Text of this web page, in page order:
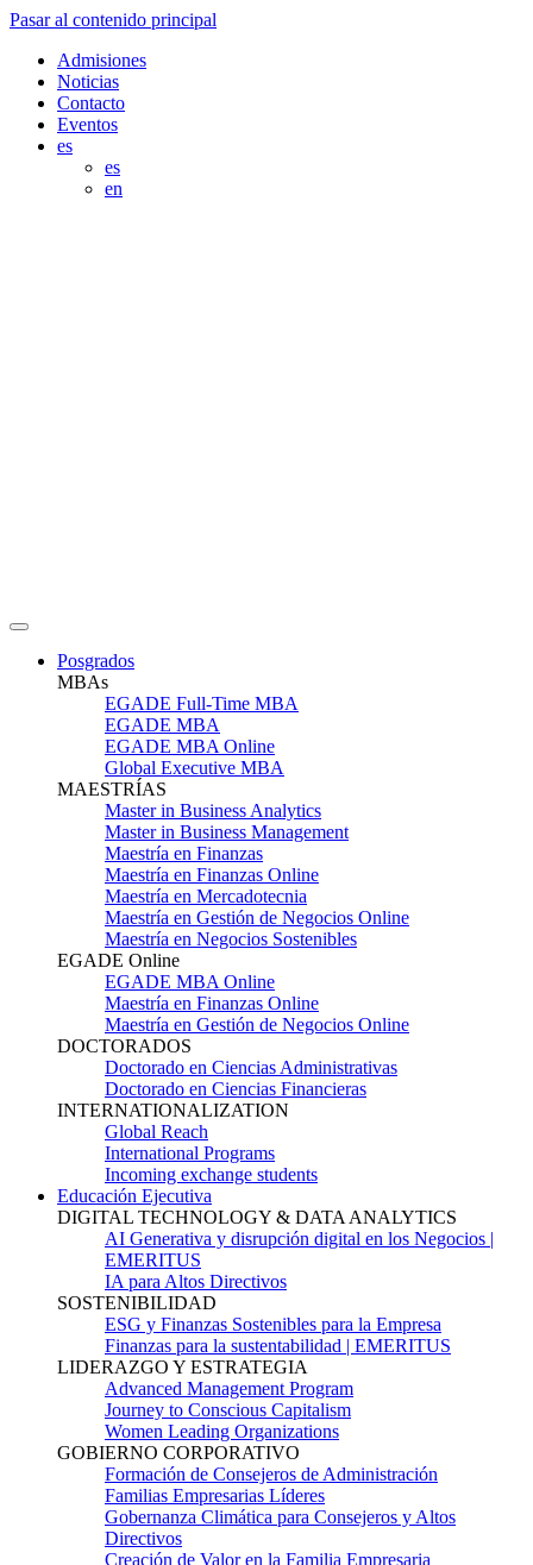
Pasar al contenido principal
Admisiones
Noticias
Contacto
Eventos
es
es
en
Posgrados
MBAs
EGADE Full-Time MBA
EGADE MBA
EGADE MBA Online
Global Executive MBA
MAESTRÍAS
Master in Business Analytics
Master in Business Management
Maestría en Finanzas
Maestría en Finanzas Online
Maestría en Mercadotecnia
Maestría en Gestión de Negocios Online
Maestría en Negocios Sostenibles
EGADE Online
EGADE MBA Online
Maestría en Finanzas Online
Maestría en Gestión de Negocios Online
DOCTORADOS
Doctorado en Ciencias Administrativas
Doctorado en Ciencias Financieras
INTERNATIONALIZATION
Global Reach
International Programs
Incoming exchange students
Educación Ejecutiva
DIGITAL TECHNOLOGY & DATA ANALYTICS
AI Generativa y disrupción digital en los Negocios |
EMERITUS
IA para Altos Directivos
SOSTENIBILIDAD
ESG y Finanzas Sostenibles para la Empresa
Finanzas para la sustentabilidad | EMERITUS
LIDERAZGO Y ESTRATEGIA
Advanced Management Program
Journey to Conscious Capitalism
Women Leading Organizations
GOBIERNO CORPORATIVO
Formación de Consejeros de Administración
Familias Empresarias Líderes
Gobernanza Climática para Consejeros y Altos
Directivos
Creación de Valor en la Familia Empresaria